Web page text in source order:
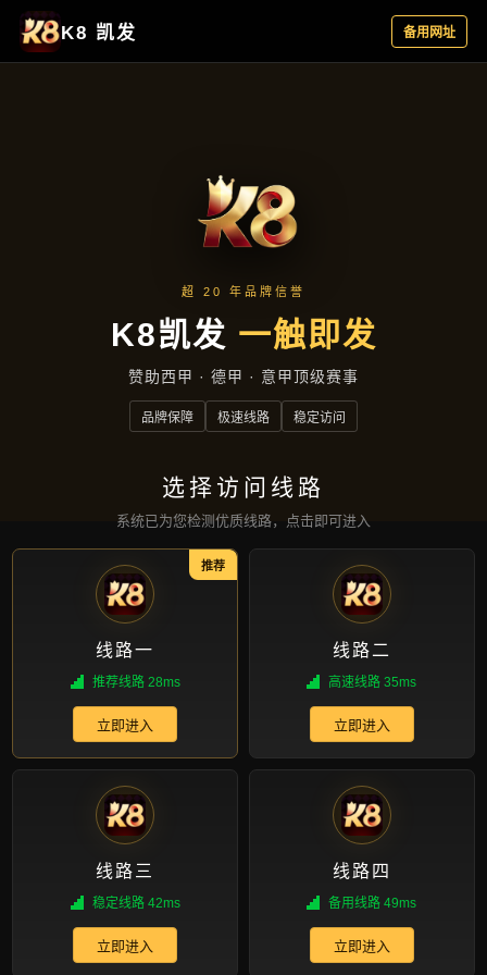
产品总览
首页 产品总览